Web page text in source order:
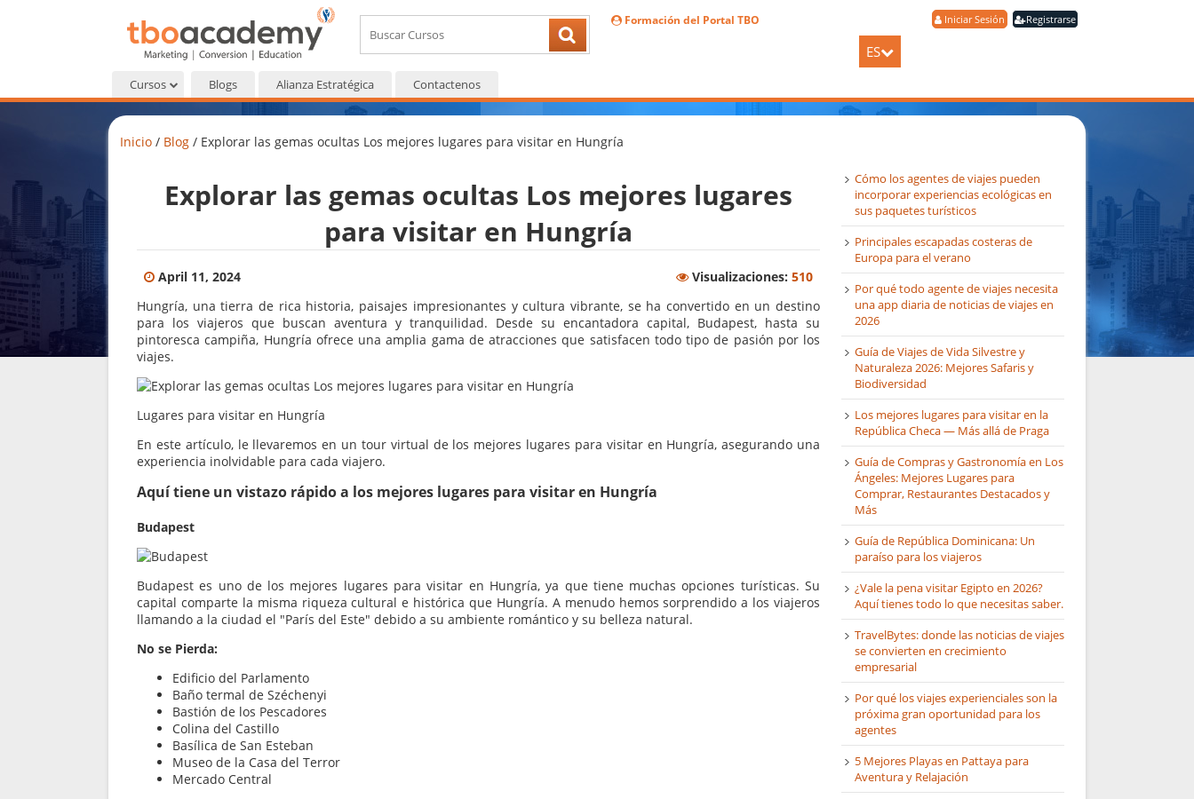
Formación del Portal TBO Iniciar Sesión Registrarse
ES
Cursos Blogs Alianza Estratégica Contactenos
Inicio / Blog / Explorar las gemas ocultas Los mejores lugares para visitar en Hungría
Explorar las gemas ocultas Los mejores lugares
para visitar en Hungría
April 11, 2024 Visualizaciones: 510
Hungría, una tierra de rica historia, paisajes impresionantes y cultura vibrante, se ha convertido en un destino
para los viajeros que buscan aventura y tranquilidad. Desde su encantadora capital, Budapest, hasta su
pintoresca campiña, Hungría ofrece una amplia gama de atracciones que satisfacen todo tipo de pasión por los
viajes.
Lugares para visitar en Hungría
En este artículo, le llevaremos en un tour virtual de los mejores lugares para visitar en Hungría, asegurando una
experiencia inolvidable para cada viajero.
Aquí tiene un vistazo rápido a los mejores lugares para visitar en Hungría
Budapest
Budapest es uno de los mejores lugares para visitar en Hungría, ya que tiene muchas opciones turísticas. Su
capital comparte la misma riqueza cultural e histórica que Hungría. A menudo hemos sorprendido a los viajeros
llamando a la ciudad el "París del Este" debido a su ambiente romántico y su belleza natural.
No se Pierda:
Edificio del Parlamento
Baño termal de Széchenyi
Bastión de los Pescadores
Colina del Castillo
Basílica de San Esteban
Museo de la Casa del Terror
Mercado Central
Cómo los agentes de viajes pueden
incorporar experiencias ecológicas en
sus paquetes turísticos
Principales escapadas costeras de
Europa para el verano
Por qué todo agente de viajes necesita
una app diaria de noticias de viajes en
2026
Guía de Viajes de Vida Silvestre y
Naturaleza 2026: Mejores Safaris y
Biodiversidad
Los mejores lugares para visitar en la
República Checa — Más allá de Praga
Guía de Compras y Gastronomía en Los
Ángeles: Mejores Lugares para
Comprar, Restaurantes Destacados y
Más
Guía de República Dominicana: Un
paraíso para los viajeros
¿Vale la pena visitar Egipto en 2026?
Aquí tienes todo lo que necesitas saber.
TravelBytes: donde las noticias de viajes
se convierten en crecimiento
empresarial
Por qué los viajes experienciales son la
próxima gran oportunidad para los
agentes
5 Mejores Playas en Pattaya para
Aventura y Relajación